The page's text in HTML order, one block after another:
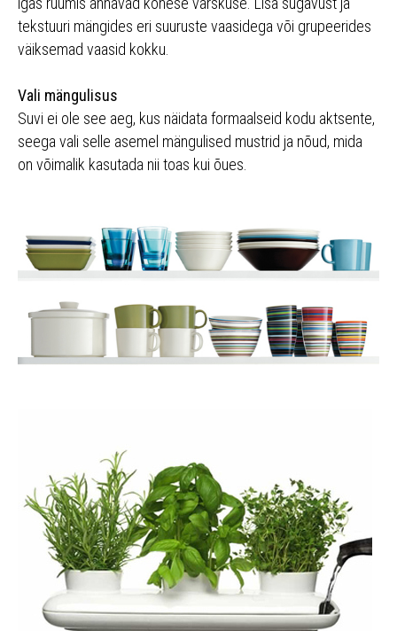
tekstuuri mängides eri suuruste vaasidega või grupeerides
väiksemad vaasid kokku.
Vali mängulisus
Suvi ei ole see aeg, kus näidata formaalseid kodu aktsente,
seega vali selle asemel mängulised mustrid ja nõud, mida
on võimalik kasutada nii toas kui õues.